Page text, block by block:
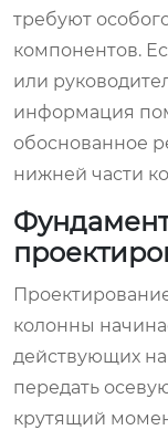
требуют
компонентов.
или
информация
обоснованное
нижней части
колонны
действующих
передать
крутящий